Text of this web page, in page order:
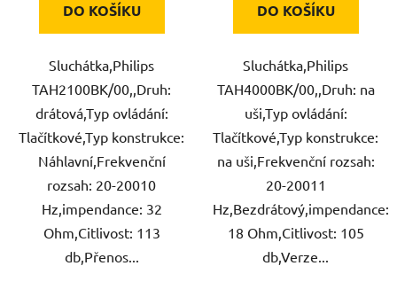
DO KOŠÍKU
Sluchátka,Philips
TAH2100BK/00,,Druh:
drátová,Typ ovládání:
Tlačítkové,Typ konstrukce:
Náhlavní,Frekvenční
rozsah: 20-20010
Hz,impendance: 32
Ohm,Citlivost: 113
db,Přenos...
DO KOŠÍKU
Sluchátka,Philips
TAH4000BK/00,,Druh: na
uši,Typ ovládání:
Tlačítkové,Typ konstrukce:
na uši,Frekvenční rozsah:
20-20011
Hz,Bezdrátový,impendance:
18 Ohm,Citlivost: 105
db,Verze...